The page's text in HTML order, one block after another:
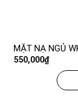
MẶT NẠ NGỦ
550,000₫